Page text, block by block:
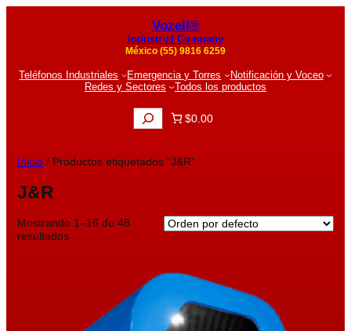
Vozell®
Industrial Company
México (55) 9816 6259
Teléfonos Industriales Emergencia y Torres
Notificación y Voceo
Redes y Sectores
Todos los productos
B
u
a
$0.00
Inicio / Productos etiquetados “J&R”
J&R
Mostrando 1–16 de 48
resultados